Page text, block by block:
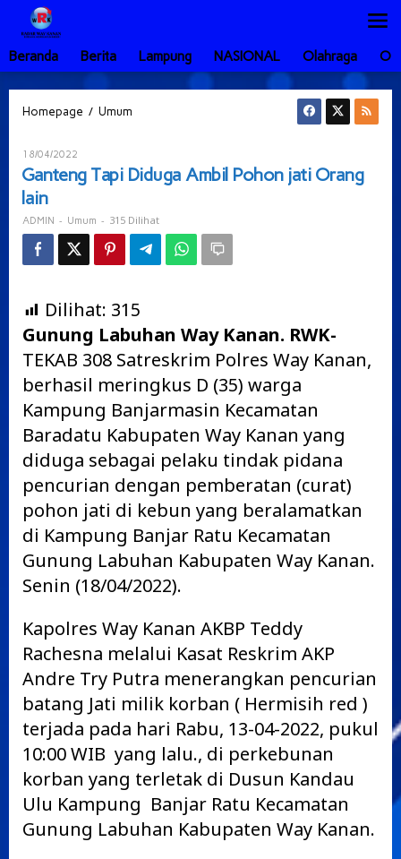
Lewati
konten
Beranda
Berita Lampung NASIONAL Olahraga
Homepage / Umum
Pohon
lain
18/04/2022
ADMIN
Ganteng Tapi Diduga Ambil Pohon jati Orang
lain
ADMIN - Umum - 315 Dilihat
Dilihat: 315
Gunung Labuhan Way Kanan. RWK-
TEKAB 308 Satreskrim Polres Way Kanan,
berhasil meringkus D (35) warga
Kampung Banjarmasin Kecamatan
Baradatu Kabupaten Way Kanan yang
diduga sebagai pelaku tindak pidana
pencurian dengan pemberatan (curat)
pohon jati di kebun yang beralamatkan
di Kampung Banjar Ratu Kecamatan
Gunung Labuhan Kabupaten Way Kanan.
Senin (18/04/2022).
Kapolres Way Kanan AKBP Teddy
Rachesna melalui Kasat Reskrim AKP
Andre Try Putra menerangkan pencurian
batang Jati milik korban ( Hermisih red )
terjada pada hari Rabu, 13-04-2022, pukul
10:00 WIB yang lalu., di perkebunan
korban yang terletak di Dusun Kandau
Ulu Kampung Banjar Ratu Kecamatan
Gunung Labuhan Kabupaten Way Kanan.